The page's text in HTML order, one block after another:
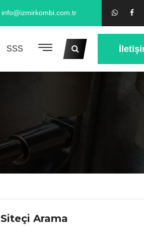
info@izmirkombi.com.tr
SSS
Siteçi Arama